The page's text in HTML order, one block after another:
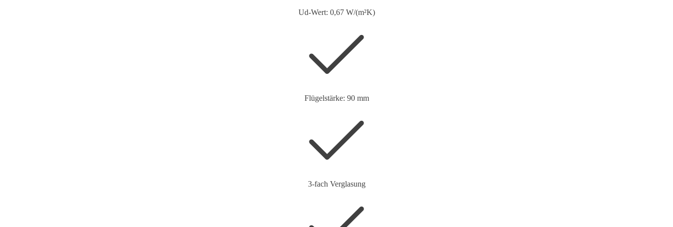
Ud-Wert: 0,67 W/(m²K)
Flügelstärke: 90 mm
3-fach Verglasung